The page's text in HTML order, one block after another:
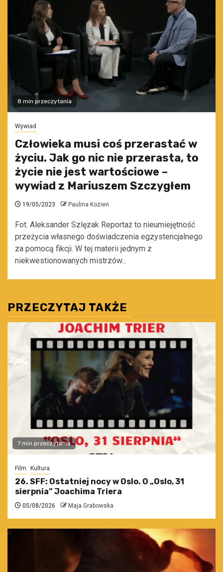
8 min przeczytania
Wywiad
Człowieka musi coś przerastać w
życiu. Jak go nic nie przerasta, to
życie nie jest wartościowe –
wywiad z Mariuszem Szczygłem
19/05/2023 Paulina Kozień
Fot. Aleksander Szlęzak Reportaż to nieumiejętność
przeżycia własnego doświadczenia egzystencjalnego
za pomocą fikcji. W tej materii jednym z
niekwestionowanych mistrzów...
PRZECZYTAJ TAKŻE
7 min przeczytania
Film Kultura
26. SFF: Ostatniej nocy w Oslo. O „Oslo, 31
sierpnia” Joachima Triera
05/08/2026 Maja Grabowska